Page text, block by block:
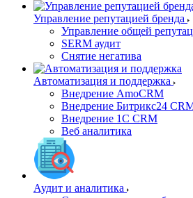
Управление репутацией бренда
Управление общей
SERM аудит
Снятие негатива
Автоматизация и поддержка
Внедрение AmoCRM
Внедрение Битрикс24
Внедрение 1C CRM
Веб аналитика
Аудит и аналитика